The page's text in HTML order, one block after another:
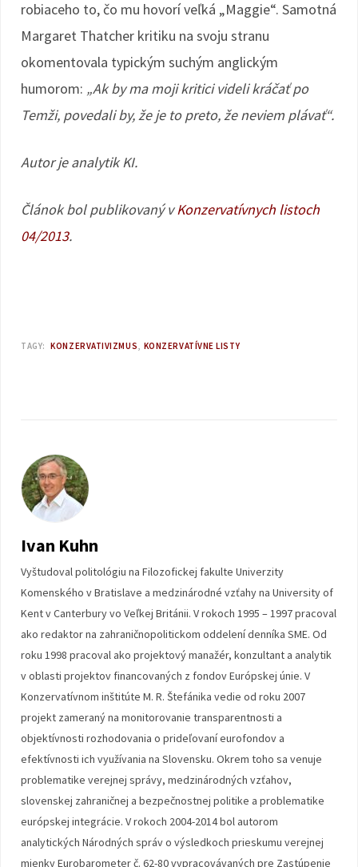
robiaceho to, čo mu hovorí veľká „Maggie“. Samotná
Margaret Thatcher kritiku na svoju stranu
okomentovala typickým suchým anglickým
humorom: „Ak by ma moji kritici videli kráčať po
Temži, povedali by, že je to preto, že neviem plávať“.
Autor je analytik KI.
Článok bol publikovaný vKonzervatívnych listoch
04/2013.
TAGY: KONZERVATIVIZMUS KONZERVATÍVNE LISTY
Ivan Kuhn
Vyštudoval politológiu na Filozofickej fakulte Univerzity
Komenského v Bratislave a medzinárodné vzťahy na University of
Kent v Canterbury vo Veľkej Británii. V rokoch 1995 – 1997 pracoval
ako redaktor na zahraničnopolitickom oddelení denníka SME. Od
roku 1998 pracoval ako projektový manažér, konzultant a analytik
v oblasti projektov financovaných z fondov Európskej únie. V
Konzervatívnom inštitúte M. R. Štefánika vedie od roku 2007
projekt zameraný na monitorovanie transparentnosti a
objektívnosti rozhodovania o prideľovaní eurofondov a
efektívnosti ich využívania na Slovensku. Okrem toho sa venuje
problematike verejnej správy, medzinárodných vzťahov,
slovenskej zahraničnej a bezpečnostnej politike a problematike
európskej integrácie. V rokoch 2004-2014 bol autorom
analytických Národných správ o výsledkoch prieskumu verejnej
mienky Eurobarometer č. 62-80 vypracovávaných pre Zastúpenie